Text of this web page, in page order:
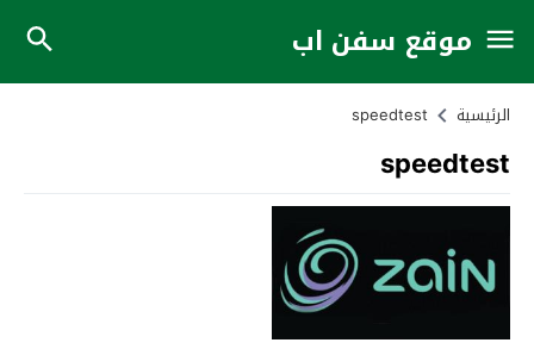
موقع سفن اب
الرئيسية speedtest
speedtest